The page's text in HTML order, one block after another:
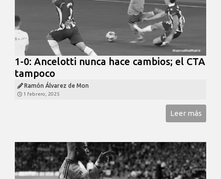
1-0: Ancelotti nunca hace cambios; el CTA
tampoco
Ramón Álvarez de Mon
1 febrero, 2025
Leer más